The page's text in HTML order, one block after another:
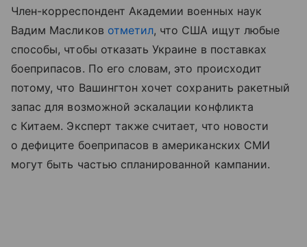
Член-корреспондент Академии военных наук
Вадим Масликов отметил, что США ищут любые
способы, чтобы отказать Украине в поставках
боеприпасов. По его словам, это происходит
потому, что Вашингтон хочет сохранить ракетный
запас для возможной эскалации конфликта
с Китаем. Эксперт также считает, что новости
о дефиците боеприпасов в американских СМИ
могут быть частью спланированной кампании.